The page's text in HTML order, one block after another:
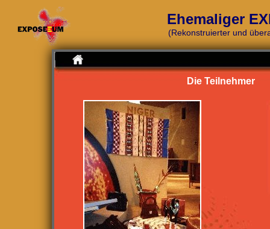
Ehemaliger
(Rekonstruierter und
|
Die Teilnehmer